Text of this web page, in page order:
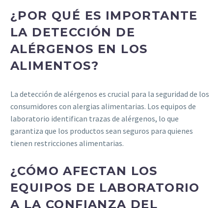
¿POR QUÉ ES IMPORTANTE
LA DETECCIÓN DE
ALÉRGENOS EN LOS
ALIMENTOS?
La detección de alérgenos es crucial para la seguridad de los
consumidores con alergias alimentarias. Los equipos de
laboratorio identifican trazas de alérgenos, lo que
garantiza que los productos sean seguros para quienes
tienen restricciones alimentarias.
¿CÓMO AFECTAN LOS
EQUIPOS DE LABORATORIO
A LA CONFIANZA DEL